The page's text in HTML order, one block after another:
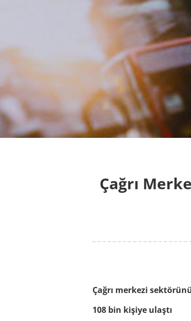
Çağrı
Çağrı merkezi
108 bin kişiye ulaştı